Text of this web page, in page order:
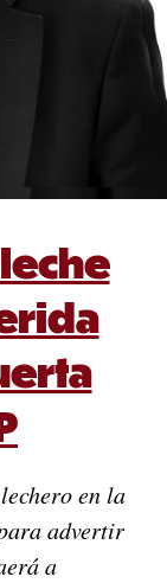
en la
advertir
a